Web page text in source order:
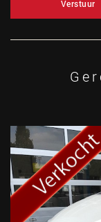
Verstuur